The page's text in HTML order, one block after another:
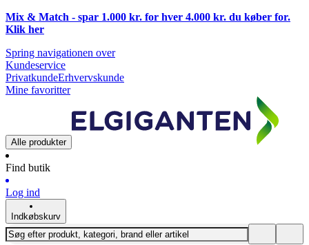
Mix & Match - spar 1.000 kr. for hver 4.000 kr. du køber for.
Klik her
Spring navigationen over
Kundeservice
PrivatkundeErhvervskunde
Mine favoritter
Alle produkter
Find butik
Log ind
Indkøbskurv